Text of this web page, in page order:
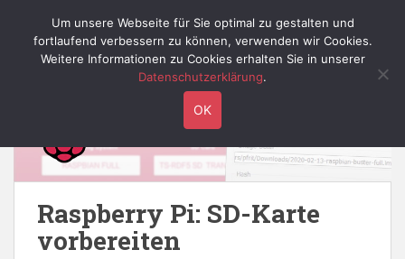
Willy's Technik-Blog
Raspberry Pi: SD-Karte
vorbereiten
Um unsere Webseite für Sie optimal zu gestalten und
fortlaufend verbessern zu können, verwenden wir Cookies.
Weitere Informationen zu Cookies erhalten Sie in unserer
Datenschutzerklärung.
OK